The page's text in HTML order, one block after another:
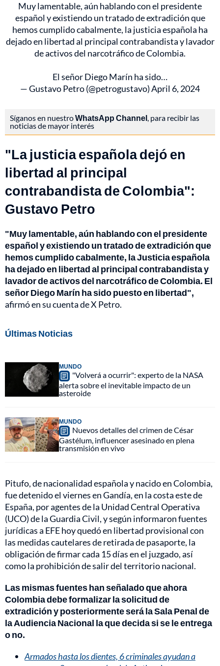
Muy lamentable, aún hablando con el presidente
español y existiendo un tratado de extradición que
hemos cumplido cabalmente, la justicia española ha
dejado en libertad al principal contrabandista y lavador
de activos del narcotráfico de Colombia.
El señor Diego Marín ha sido…
— Gustavo Petro (@petrogustavo)April 6, 2024
Síganos en nuestroWhatsApp Channel, para recibir las
noticias de mayor interés
"La justicia española dejó en
libertad al principal
contrabandista de Colombia":
Gustavo Petro
"Muy lamentable, aún hablando con el presidente
español y existiendo un tratado de extradición que
hemos cumplido cabalmente, la Justicia española
ha dejado en libertad al principal contrabandista y
lavador de activos del narcotráfico de Colombia. El
señor Diego Marín ha sido puesto en libertad",
afirmó en su cuenta de X Petro.
Últimas Noticias
MUNDO
"Volverá a ocurrir": experto de la NASA
alerta sobre el inevitable impacto de un
asteroide
MUNDO
Nuevos detalles del crimen de César
Gastélum, influencer asesinado en plena
transmisión en vivo
Pitufo, de nacionalidad española y nacido en Colombia,
fue detenido el viernes en Gandía, en la costa este de
España, por agentes de la Unidad Central Operativa
(UCO) de la Guardia Civil, y según informaron fuentes
jurídicas a EFE hoy quedó en libertad provisional con
las medidas cautelares de retirada de pasaporte, la
obligación de firmar cada 15 días en el juzgado, así
como la prohibición de salir del territorio nacional.
Las mismas fuentes han señalado que ahora
Colombia debe formalizar la solicitud de
extradición y posteriormente será la Sala Penal de
la Audiencia Nacional la que decida si se le entrega
o no.
Armados hasta los dientes, 6 criminales ayudan a